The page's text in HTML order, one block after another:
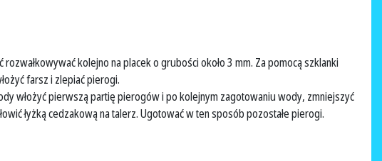
kolejno na placek o grubości około 3 mm. Za pomocą szklanki
farsz i zlepiać pierogi.
włożyć pierwszą partię pierogów i po kolejnym zagotowaniu wody, zmniejszyć
łyżką cedzakową na talerz. Ugotować w ten sposób pozostałe pierogi.